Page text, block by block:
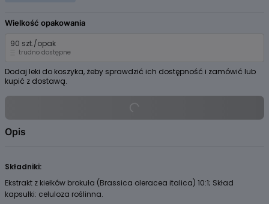
Wielkość opakowania
90 szt./opak
trudno dostępne
Dodaj leki do koszyka, żeby sprawdzić ich dostępność i zamówić lub
kupić z dostawą.
Opis
Składniki:
Ekstrakt z kiełków brokuła (Brassica oleracea italica) 10:1; Skład
kapsułki: celuloza roślinna.